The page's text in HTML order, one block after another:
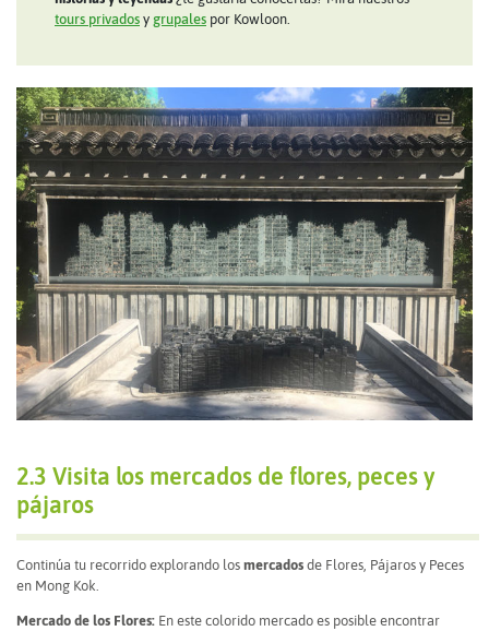
tours privados y grupales por Kowloon.
2.3 Visita los mercados de flores, peces y
pájaros
Continúa tu recorrido explorando los mercados de Flores, Pájaros y Peces
en Mong Kok.
Mercado de los Flores: En este colorido mercado es posible encontrar